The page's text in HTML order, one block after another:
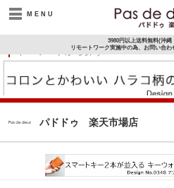
8/11(火
パドドゥ 楽天市場店
3980円以上送料無料(沖
リモートワーク実施中の為、お問い合わ